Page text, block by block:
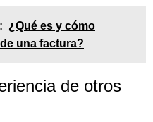
¿Qué es y cómo
una factura?
de otros